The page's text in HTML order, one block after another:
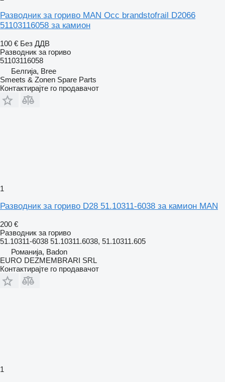
Разводник за гориво MAN Occ brandstofrail D2066
51103116058 за камион
100 € Без ДДВ
Разводник за гориво
51103116058
Белгија, Bree
Smeets & Zonen Spare Parts
Контактирајте го продавачот
1
Разводник за гориво D28 51.10311-6038 за камион MAN
200 €
Разводник за гориво
51.10311-6038 51.10311.6038, 51.10311.605
Романија, Badon
EURO DEZMEMBRARI SRL
Контактирајте го продавачот
1